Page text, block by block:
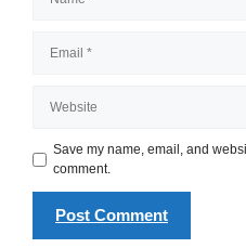
Save my name, email, and
comment.